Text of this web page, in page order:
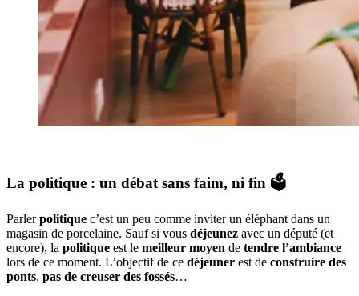
La politique : un débat sans faim, ni fin 🗳️
Parlerpolitique c’est un peu comme inviter un éléphant dans un
magasin de porcelaine. Sauf si vous déjeunez avec un député (et
encore), la politique est le meilleur moyen de tendre l’ambiance
lors de ce moment. L’objectif de ce déjeuner est de construire des
ponts, pas de creuser des fossés…